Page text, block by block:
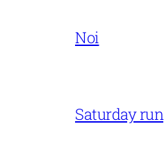
Noi
Saturday run